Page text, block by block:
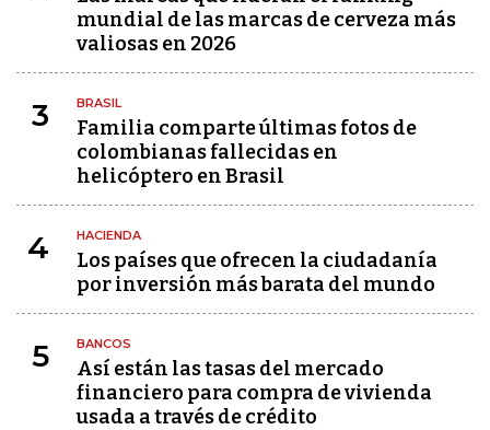
mundial de las marcas de cerveza más
valiosas en 2026
3 BRASIL
Familia comparte últimas fotos de
colombianas fallecidas en
helicóptero en Brasil
4 HACIENDA
Los países que ofrecen la ciudadanía
por inversión más barata del mundo
5 BANCOS
Así están las tasas del mercado
financiero para compra de vivienda
usada a través de crédito